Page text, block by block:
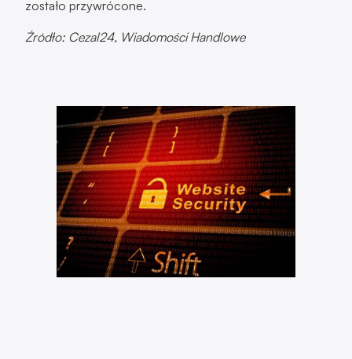
zostało przywrócone.
Źródło: Cezal24, Wiadomości Handlowe